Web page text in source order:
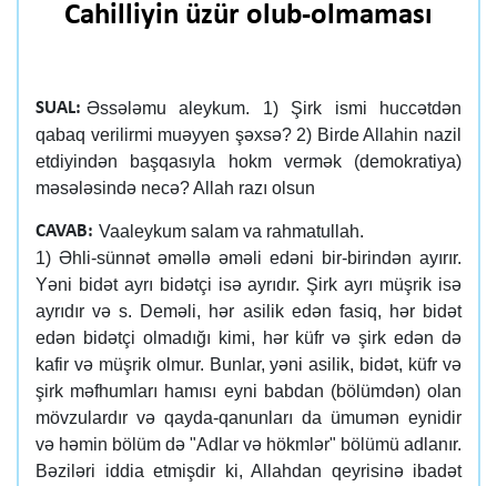
Cahilliyin üzür olub-olmaması
SUAL: Əssələmu aleykum. 1) Şirk ismi huccətdən
qabaq verilirmi muəyyen şəxsə? 2) Birde Allahin nazil
etdiyindən başqasıyla hokm vermək (demokratiya)
məsələsində necə? Allah razı olsun
CAVAB: Vaaleykum salam va rahmatullah.
1) Əhli-sünnət əməllə əməli edəni bir-birindən ayırır.
Yəni bidət ayrı bidətçi isə ayrıdır. Şirk ayrı müşrik isə
ayrıdır və s. Deməli, hər asilik edən fasiq, hər bidət
edən bidətçi olmadığı kimi, hər küfr və şirk edən də
kafir və müşrik olmur. Bunlar, yəni asilik, bidət, küfr və
şirk məfhumları hamısı eyni babdan (bölümdən) olan
mövzulardır və qayda-qanunları da ümumən eynidir
və həmin bölüm də "Adlar və hökmlər" bölümü adlanır.
Bəziləri iddia etmişdir ki, Allahdan qeyrisinə ibadət